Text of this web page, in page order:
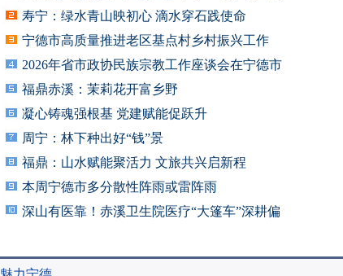
寿宁：绿水青山映初心 滴水穿石践使命
宁德市高质量推进老区基点村乡村振兴工作
2026年省市政协民族宗教工作座谈会在宁德市
福鼎赤溪：茉莉花开富乡野
凝心铸魂强根基 党建赋能促跃升
周宁：林下种出好“钱”景
福鼎：山水赋能聚活力 文旅共兴启新程
本周宁德市多分散性阵雨或雷阵雨
深山有医靠！赤溪卫生院医疗“大篷车”深耕偏